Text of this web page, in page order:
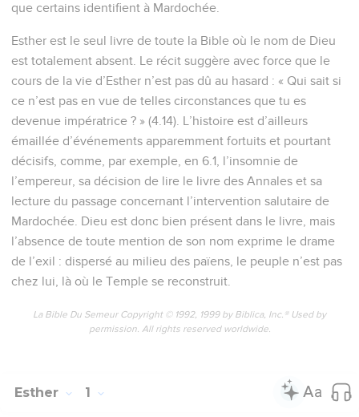
que certains identifient à Mardochée.
Esther est le seul livre de toute la Bible où le nom de Dieu
est totalement absent. Le récit suggère avec force que le
cours de la vie d’Esther n’est pas dû au hasard : « Qui sait si
ce n’est pas en vue de telles circonstances que tu es
devenue impératrice ? » (4.14). L’histoire est d’ailleurs
émaillée d’événements apparemment fortuits et pourtant
décisifs, comme, par exemple, en 6.1, l’insomnie de
l’empereur, sa décision de lire le livre des Annales et sa
lecture du passage concernant l’intervention salutaire de
Mardochée. Dieu est donc bien présent dans le livre, mais
l’absence de toute mention de son nom exprime le drame
de l’exil : dispersé au milieu des païens, le peuple n’est pas
chez lui, là où le Temple se reconstruit.
La Bible Du Semeur Copyright © 1992, 1999 by Biblica, Inc.® Used by
permission. All rights reserved worldwide.
Esther 1